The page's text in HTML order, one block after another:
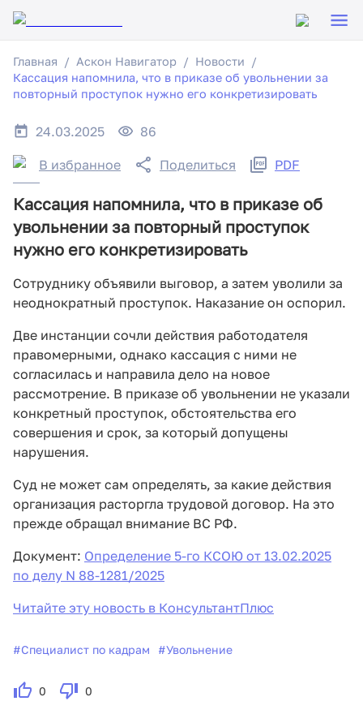
Главная Аскон Навигатор
Новости
Кассация напомнила, что в приказе об увольнении за
повторный проступок нужно его конкретизировать
24.03.2025 86
В избранное Поделиться PDF
Кассация напомнила, что в приказе об
увольнении за повторный проступок
нужно его конкретизировать
Сотруднику объявили выговор, а затем уволили за
неоднократный проступок. Наказание он оспорил.
Две инстанции сочли действия работодателя
правомерными, однако кассация с ними не
согласилась и направила дело на новое
рассмотрение. В приказе об увольнении не указали
конкретный проступок, обстоятельства его
совершения и срок, за который допущены
нарушения.
Суд не может сам определять, за какие действия
организация расторгла трудовой договор. На это
прежде обращал внимание ВС РФ.
Документ: Определение 5-го КСОЮ от 13.02.2025
по делу N 88-1281/2025
Читайте эту новость в КонсультантПлюс
#Специалист по кадрам #Увольнение
0 0